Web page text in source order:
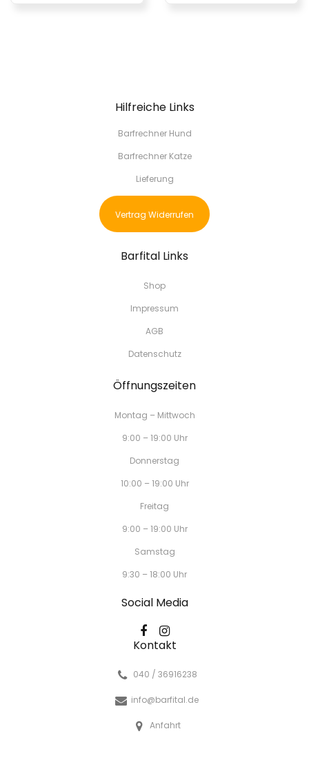
Hilfreiche Links
Barfrechner Hund
Barfrechner Katze
Lieferung
Vertrag Widerrufen
Barfital Links
Shop
Impressum
AGB
Datenschutz
Öffnungszeiten
Montag – Mittwoch
9:00 – 19:00 Uhr
Donnerstag
10:00 – 19:00 Uhr
Freitag
9:00 – 19:00 Uhr
Samstag
9:30 – 18:00 Uhr
Social Media
Kontakt
040 / 36916238
info@barfital.de
Anfahrt